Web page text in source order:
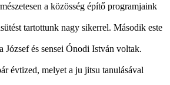
a közösség építő programjaink
tartottunk nagy sikerrel. Második este
József és sensei Ónodi István voltak.
évtized, melyet a ju jitsu tanulásával